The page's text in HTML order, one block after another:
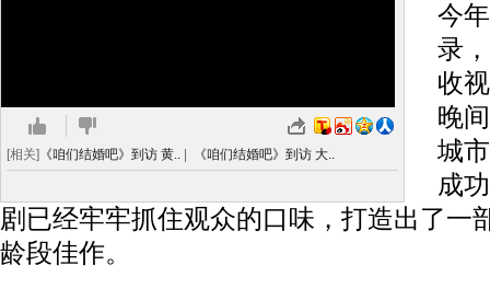
[相关] 《咱们结婚吧》到访 黄.. 《咱们结婚吧》到访 大..
今
录
收
晚
城
成
剧已经牢牢抓住观众的口味，打造出了一
龄段佳作。